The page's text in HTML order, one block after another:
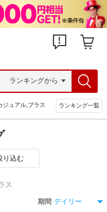
ジュアル,プラス ランキング一覧
り込む
ス
期間